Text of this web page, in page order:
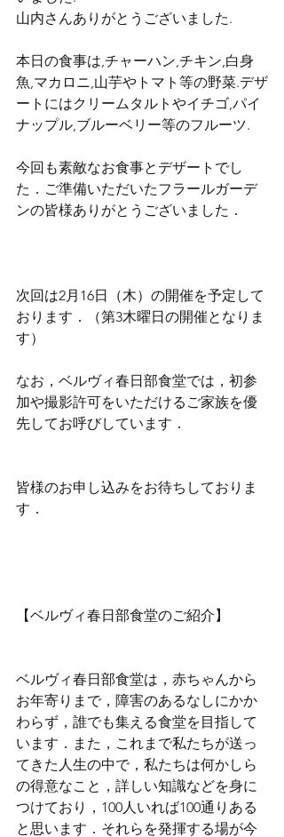
山内さんありがとうございました.
本日の食事は,チャーハン,チキン,白身
魚,マカロニ,山芋やトマト等の野菜.デザ
ートにはクリームタルトやイチゴ,パイ
ナップル,ブルーベリー等のフルーツ.
今回も素敵なお食事とデザートでし
た．ご準備いただいたフラールガーデ
ンの皆様ありがとうございました．
次回は2月16日（木）の開催を予定して
おります．（第3木曜日の開催となりま
す）
なお，ベルヴィ春日部食堂では，初参
加や撮影許可をいただけるご家族を優
先してお呼びしています．
皆様のお申し込みをお待ちしておりま
す．
【ベルヴィ春日部食堂のご紹介】
ベルヴィ春日部食堂は，赤ちゃんから
お年寄りまで，障害のあるなしにかか
わらず，誰でも集える食堂を目指して
います．また，これまで私たちが送っ
てきた人生の中で，私たちは何かしら
の得意なこと，詳しい知識などを身に
つけており，100人いれば100通りある
と思います．それらを発揮する場が今